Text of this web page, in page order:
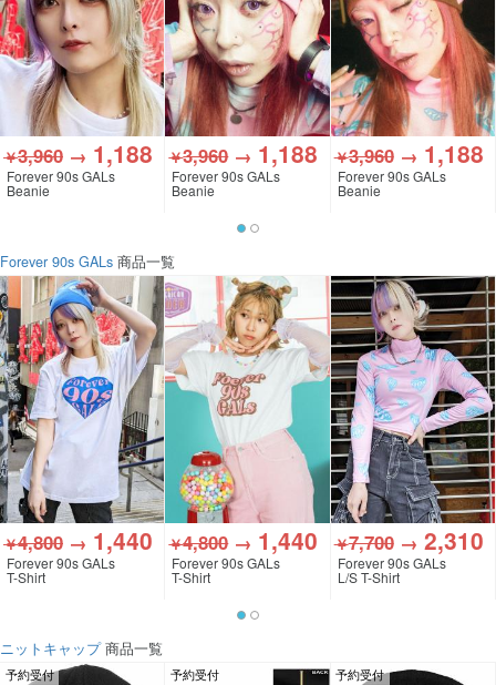
￥3,960 → 1,188
Forever 90s GALs
Beanie
￥3,960→ 1,188
Forever 90s GALs
Beanie
￥3,960→ 1,188
Forever 90s GALs
Beanie
Forever 90s GALs 商品一覧
￥4,800 → 1,440
Forever 90s GALs
T-Shirt
￥4,800→ 1,440
Forever 90s GALs
T-Shirt
￥7,700→ 2,310
Forever 90s GALs
L/S T-Shirt
ニットキャップ商品一覧
予約受付 予約受付 予約受付